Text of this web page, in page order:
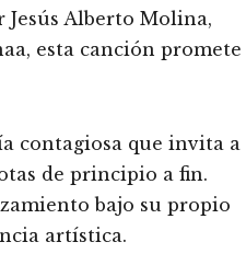
Jesús Alberto Molina,
esta canción promete
contagiosa que invita a
de principio a fin.
bajo su propio
artística.